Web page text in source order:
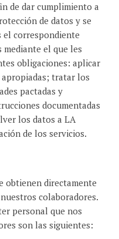
de dar cumplimiento a
de datos y se
el correspondiente
el que les
obligaciones: aplicar
tratar los
pactadas y
documentadas
los datos a LA
de los servicios.
obtienen directamente
colaboradores.
personal que nos
son las siguientes: